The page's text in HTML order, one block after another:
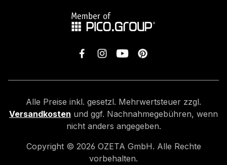
Alle Preise inkl. gesetzl. Mehrwertsteuer zzgl.
Versandkosten und ggf. Nachnahmegebühren, wenn
nicht anders angegeben.
Copyright © 2026 OZETA GmbH. Alle Rechte
vorbehalten.